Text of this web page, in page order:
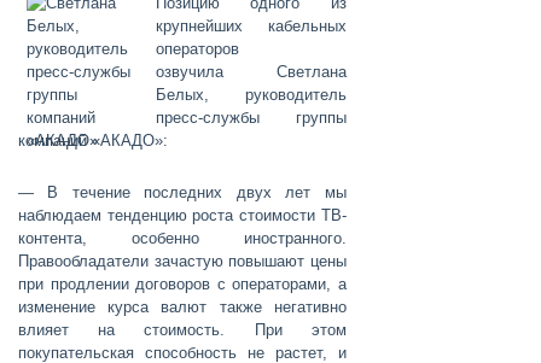
крупнейших кабельных
операторов
озвучила Светлана
Белых , руководитель
пресс-службы группы
компаний «АКАДО»:
— В течение последних двух лет мы
наблюдаем тенденцию роста стоимости ТВ-
контента, особенно иностранного.
Правообладатели зачастую повышают цены
при продлении договоров с операторами, а
изменение курса валют также негативно
влияет на стоимость. При этом
покупательская способность не растет, и